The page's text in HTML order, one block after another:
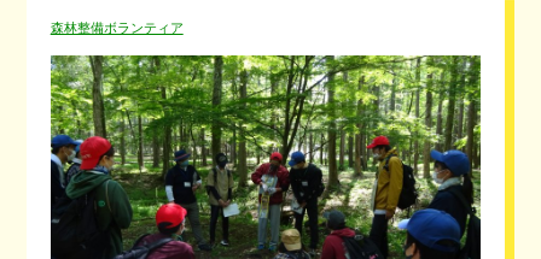
森林整備ボランティア